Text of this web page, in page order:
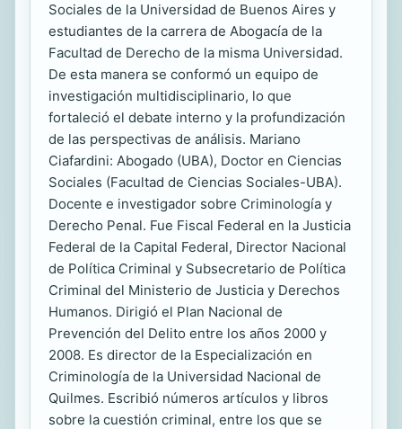
Sociales de la Universidad de Buenos Aires y
estudiantes de la carrera de Abogacía de la
Facultad de Derecho de la misma Universidad.
De esta manera se conformó un equipo de
investigación multidisciplinario, lo que
fortaleció el debate interno y la profundización
de las perspectivas de análisis. Mariano
Ciafardini: Abogado (UBA), Doctor en Ciencias
Sociales (Facultad de Ciencias Sociales-UBA).
Docente e investigador sobre Criminología y
Derecho Penal. Fue Fiscal Federal en la Justicia
Federal de la Capital Federal, Director Nacional
de Política Criminal y Subsecretario de Política
Criminal del Ministerio de Justicia y Derechos
Humanos. Dirigió el Plan Nacional de
Prevención del Delito entre los años 2000 y
2008. Es director de la Especialización en
Criminología de la Universidad Nacional de
Quilmes. Escribió números artículos y libros
sobre la cuestión criminal, entre los que se